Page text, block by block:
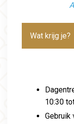
Wat krijg je?
10:30
Gebruik